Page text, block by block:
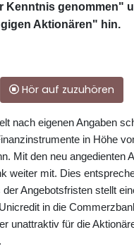
Kenntnis genommen"
Aktionären" hin.
Hör auf zuzuhören
nach eigenen Angaben
in Höhe
Mit den neu angedienten
weiter mit. Dies
Angebotsfristen stellt
in die
unattraktiv für die